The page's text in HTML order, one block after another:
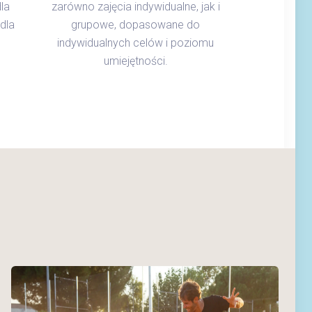
zarówno zajęcia indywidualne, jak i
grupowe, dopasowane do
indywidualnych celów i poziomu
umiejętności.